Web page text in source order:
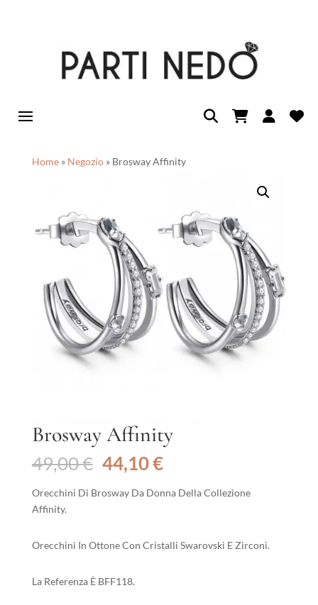
Home» Negozio» Brosway Affinity
Brosway Affinity
49,00€ Il
prezzo
originale
44,10€Il
attuale
Orecchini Di Brosway Da Donna Della Collezione
Affinity.
Orecchini In Ottone Con Cristalli Swarovski E Zirconi.
La Referenza È BFF118.